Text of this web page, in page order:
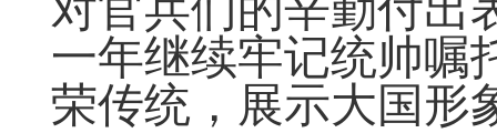
对官兵们的辛勤付出
一年继续牢记统帅嘱
荣传统，展示大国形